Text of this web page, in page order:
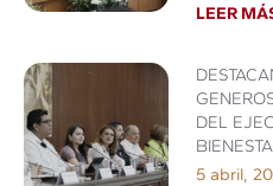
LEER
DEL
5 abril,